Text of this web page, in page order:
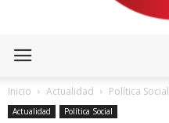
Inicio Actualidad Política Social
Actualidad Política Social